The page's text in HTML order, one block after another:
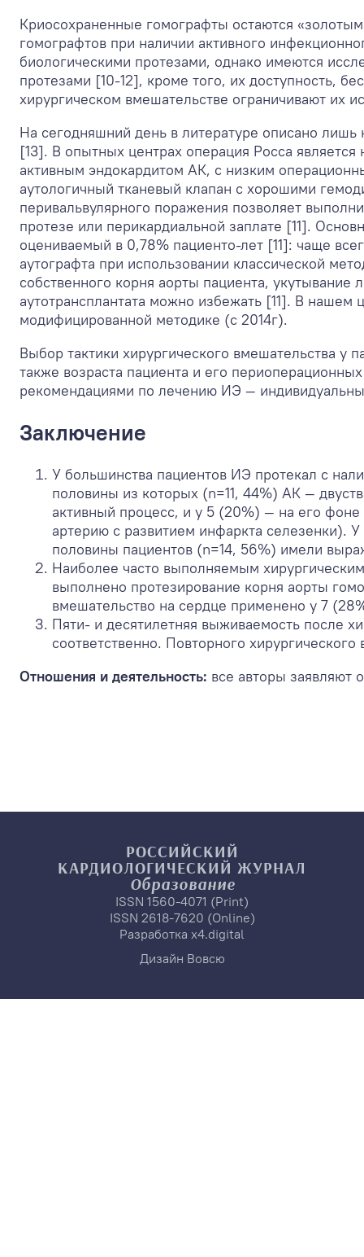
Криосохраненные гомографты остаются
гомографтов при наличии активного
биологическими протезами, однако имеются
протезами [10-12], кроме того, их доступность,
хирургическом вмешательстве ограничивают их
На сегодняшний день в литературе описано
[13]. В опытных центрах операция Росса
активным эндокардитом АК, с низким
аутологичный тканевый клапан с хорошими
перивальвулярного поражения позволяет
протезе или перикардиальной заплате [11].
оцениваемый в 0,78% пациенто-лет [11]: чаще
аутографта при использовании классической
собственного корня аорты пациента,
аутотрансплантата можно избежать [11]. В нашем
модифицированной методике (c 2014г).
Выбор тактики хирургического вмешательства у
также возраста пациента и его
рекомендациями по лечению ИЭ —
Заключение
У большинства пациентов ИЭ протекал с
половины из которых (n=11, 44%) АК —
активный процесс, и у 5 (20%) — на его
артерию с развитием инфаркта селезенки).
половины пациентов (n=14, 56%) имели
Наиболее часто выполняемым
выполнено протезирование корня аорты
вмешательство на сердце применено у 7
Пяти- и десятилетняя выживаемость после
соответственно. Повторного
Отношения и деятельность: все авторы заявляют
РОССИЙСКИЙ
КАРДИОЛОГИЧЕСКИЙ ЖУРНАЛ
Образование
ISSN 1560-4071 (Print)
ISSN 2618-7620 (Online)
Разработка x4.digital
Дизайн Вовсю